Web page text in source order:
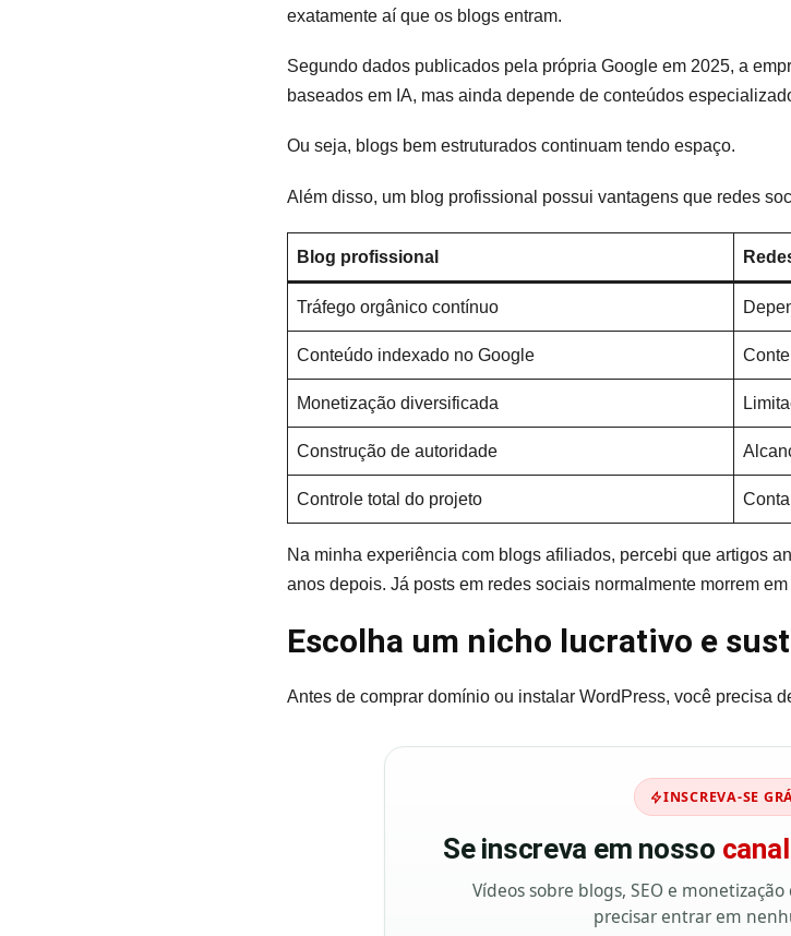
exatamente aí que os blogs entram.
Segundo dados publicados pela própria Google em 2025, a
baseados em IA, mas ainda depende de conteúdos
Ou seja, blogs bem estruturados continuam tendo espaço.
Além disso, um blog profissional possui vantagens que redes
Blog profissional
Tráfego orgânico contínuo
Conteúdo indexado no Google
Monetização diversificada
Construção de autoridade
Controle total do projeto
Na minha experiência com blogs afiliados, percebi que artigos
anos depois. Já posts em redes sociais normalmente morrem
Escolha um nicho lucrativo e
Antes de comprar domínio ou instalar WordPress, você precisa
INSCREVA-SE
Se inscreva em nosso
Vídeos sobre blogs, SEO e
precisar entrar em